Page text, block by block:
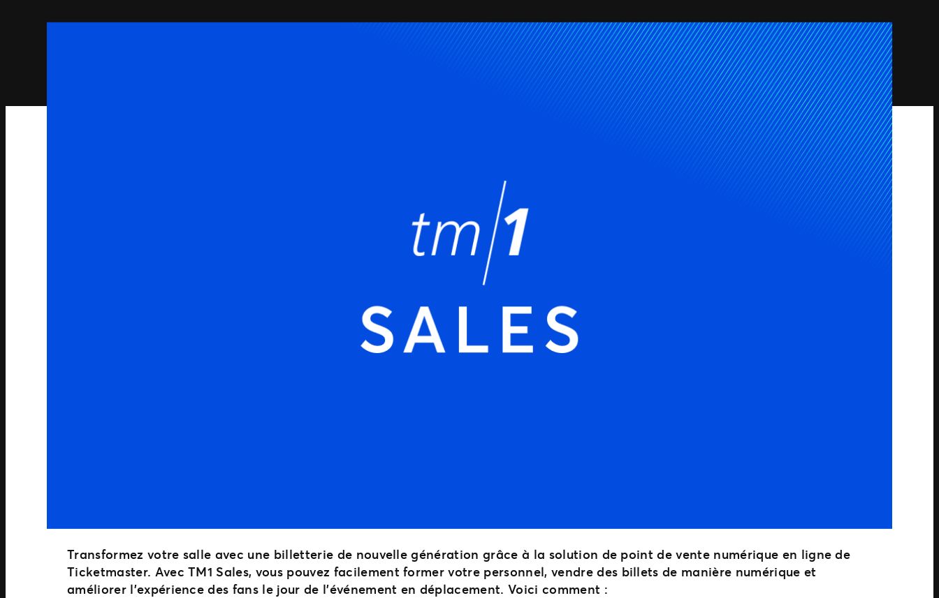
Transformez votre salle avec une billetterie de nouvelle génération grâce à la solution de point de vente numérique en ligne de
Ticketmaster. Avec TM1 Sales, vous pouvez facilement former votre personnel, vendre des billets de manière numérique et
améliorer l’expérience des fans le jour de l’événement en déplacement. Voici comment :